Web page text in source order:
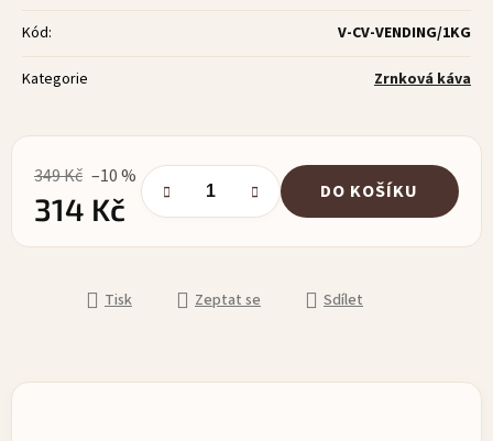
Kód: V-CV-VENDING/1KG
Kategorie Zrnková káva
349 Kč –10 %
314 Kč
Měrná cena:
DO KOŠÍKU
Tisk Zeptat se Sdílet